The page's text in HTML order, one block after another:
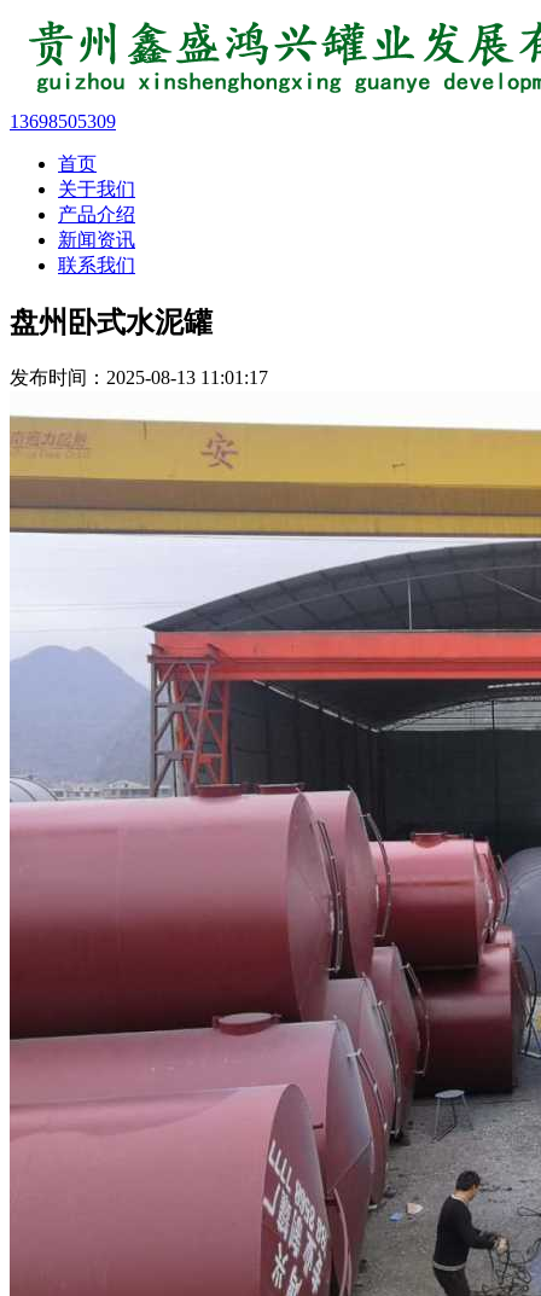
13698505309
首页
关于我们
产品介绍
新闻资讯
联系我们
盘州卧式水泥罐
发布时间：2025-08-13 11:01:17